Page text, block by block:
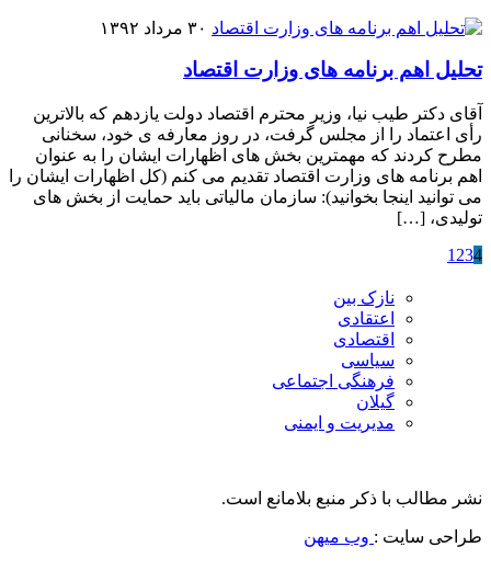
۳۰ مرداد ۱۳۹۲
تحلیل اهم برنامه های وزارت اقتصاد
آقای دکتر طیب نیا، وزیر محترم اقتصاد دولت یازدهم که بالاترین
رأی اعتماد را از مجلس گرفت، در روز معارفه ی خود، سخنانی
مطرح کردند که مهمترین بخش های اظهارات ایشان را به عنوان
اهم برنامه های وزارت اقتصاد تقدیم می کنم (کل اظهارات ایشان را
می توانید اینجا بخوانید): سازمان مالیاتی باید حمایت از بخش های
تولیدی، […]
1 234
نازک بین
اعتقادی
اقتصادی
سیاسی
فرهنگی اجتماعی
گیلان
مدیریت و ایمنی
نشر مطالب با ذکر منبع بلامانع است.
طراحی سایت : وب میهن